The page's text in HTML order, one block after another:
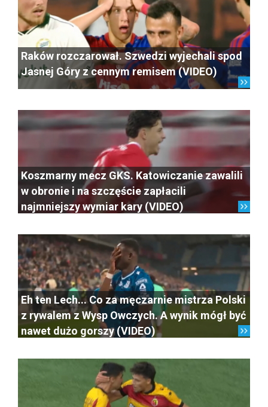
Raków rozczarował. Szwedzi wyjechali spod
Jasnej Góry z cennym remisem (VIDEO)
Koszmarny mecz GKS. Katowiczanie zawalili
w obronie i na szczęście zapłacili
najmniejszy wymiar kary (VIDEO)
Eh ten Lech... Co za męczarnie mistrza Polski
z rywalem z Wysp Owczych. A wynik mógł być
nawet dużo gorszy (VIDEO)